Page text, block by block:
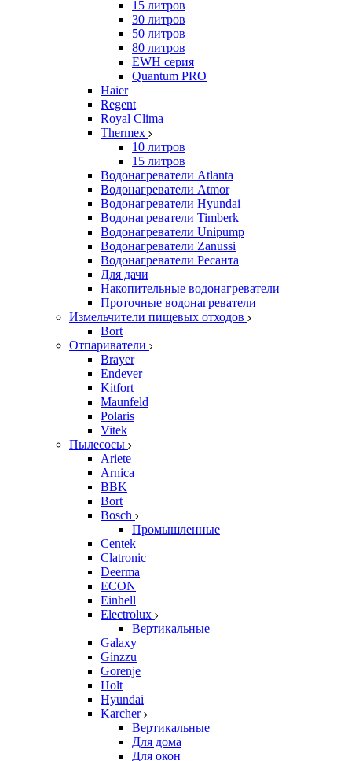
15 литров
30 литров
50 литров
80 литров
EWH серия
Quantum PRO
Haier
Regent
Royal Clima
Thermex
10 литров
15 литров
Водонагреватели Atlanta
Водонагреватели Atmor
Водонагреватели Hyundai
Водонагреватели Timberk
Водонагреватели Unipump
Водонагреватели Zanussi
Водонагреватели Ресанта
Для дачи
Накопительные водонагреватели
Проточные водонагреватели
Измельчители пищевых отходов
Bort
Отпариватели
Brayer
Endever
Kitfort
Maunfeld
Polaris
Vitek
Пылесосы
Ariete
Arnica
BBK
Bort
Bosch
Промышленные
Centek
Clatronic
Deerma
ECON
Einhell
Electrolux
Вертикальные
Galaxy
Ginzzu
Gorenje
Holt
Hyundai
Karcher
Вертикальные
Для дома
Для окон